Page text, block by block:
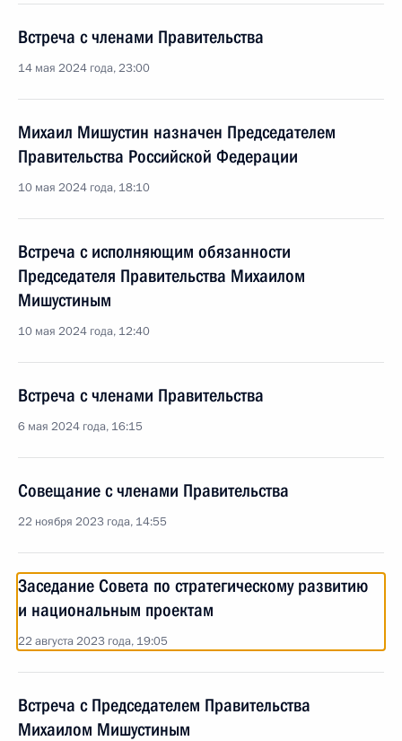
Встреча с членами Правительства
14 мая 2024 года, 23:00
Михаил Мишустин назначен Председателем
Правительства Российской Федерации
10 мая 2024 года, 18:10
Встреча с исполняющим обязанности
Председателя Правительства Михаилом
Мишустиным
10 мая 2024 года, 12:40
Встреча с членами Правительства
6 мая 2024 года, 16:15
Совещание с членами Правительства
22 ноября 2023 года, 14:55
Заседание Совета по стратегическому развитию
и национальным проектам
22 августа 2023 года, 19:05
Встреча с Председателем Правительства
Михаилом Мишустиным